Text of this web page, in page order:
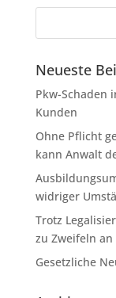
Neueste
Pkw-Schaden
Kunden
Ohne Pflicht
kann Anwalt
widriger
Trotz
zu Zweifeln
Gesetzliche